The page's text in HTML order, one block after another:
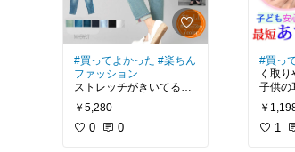
#買ってよかった #楽ちん
ファッション
ストレッチがきいてるの
で、ワンサイズ小さめで
も良いかもです。
￥5,280
0 0
#買っ
く取り
子供の
￥
1